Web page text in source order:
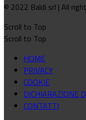
© 2022 Baldi srl | All
Scroll to Top
Scroll to Top
HOME
PRIVACY
COOKIE
DICHIARAZIONE
CONTATTI